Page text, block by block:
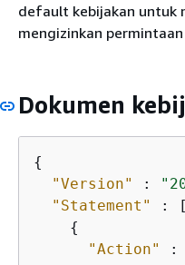
default kebijakan untuk
mengizinkan
Dokumen
{
"Version"
:
"Statement"
: [
{
"Action"
: